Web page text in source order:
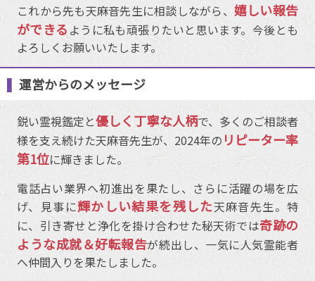
これから先も天麻音先生に相談しながら、 嬉しい報告
ができる ように私も頑張りたいと思います。今後とも
よろしくお願いいたします。
運営からのメッセージ
鋭い霊視鑑定と優しく丁寧な人柄で、多くのご相談者
様を支え続けた天麻音先生が、2024年の リピーター率
第1位に輝きました。
電話占い業界へ初進出を果たし、さらに活躍の場を広
げ、見事に輝かしい結果を残した天麻音先生。特
に、引き寄せと浄化を掛け合わせた秘天術では奇跡の
ような成就＆好転報告が続出し、一気に人気霊能者
へ仲間入りを果たしました。